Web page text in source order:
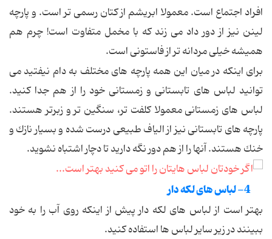
افراد اجتماع است. معمولا ابریشم از كتان رسمی تر است. و پارچه
لینن نیز از دور داد می زند كه با مخمل متفاوت است! چرم هم
همیشه خیلی مردانه تر از فاستونی است.
برای اینكه در میان این همه پارچه های مختلف به دام نیفتید می
توانید لباس های تابستانی و زمستانی خود را از هم جدا كنید.
لباس های زمستانی معمولا كلفت تر، سنگین تر و زبرتر هستند.
پارچه های تابستانی نیز از الیاف طبیعی درست شده و بسیار نازك و
خنك هستند. آنها را از هم دور نگه دارید تا دچار اشتباه نشوید.
4- لباس های لكه دار
بهتر است از لباس های لكه دار پیش از اینكه روی آب را به خود
ببینند در زیر سایر لباس ها استفاده كنید.